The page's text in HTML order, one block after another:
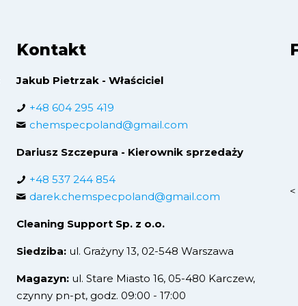
Kontakt
Jakub Pietrzak - Właściciel
+48 604 295 419
chemspecpoland@gmail.com
Dariusz Szczepura - Kierownik sprzedaży
+48 537 244 854
darek.chemspecpoland@gmail.com
Cleaning Support Sp. z o.o.
Siedziba:ul. Grażyny 13, 02-548 Warszawa
Magazyn:ul. Stare Miasto 16, 05-480 Karczew,
czynny pn-pt, godz. 09:00 - 17:00
<